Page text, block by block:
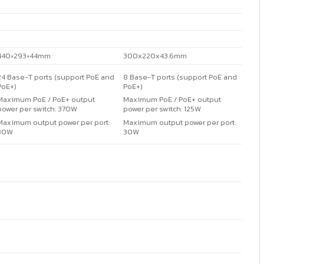
300x220x43.6mm
Base-T ports (support PoE and
PoE / PoE+ output
per switch: 370W
output power per port:
8 Base-T ports (support PoE and
PoE+)
Maximum PoE / PoE+ output
power per switch: 125W
Maximum output power per port:
30W